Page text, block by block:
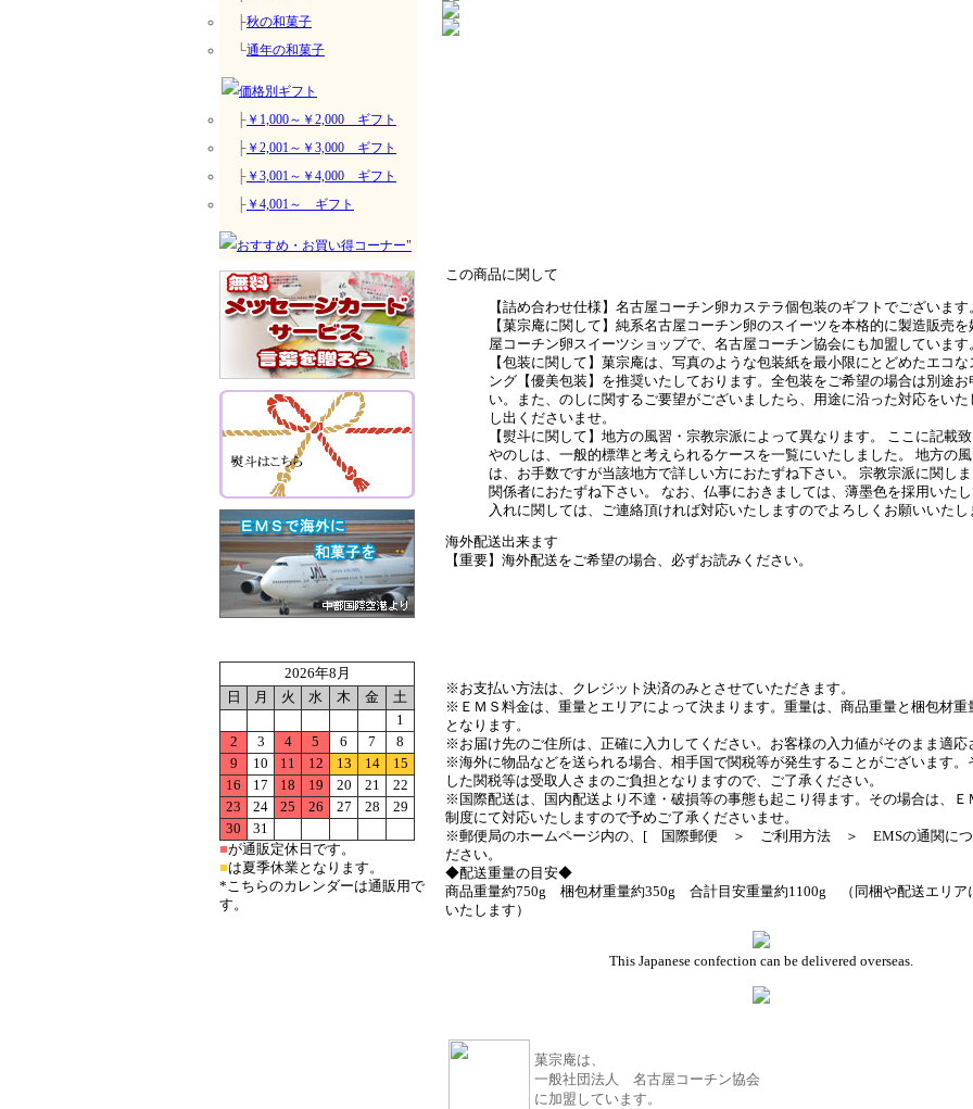
├秋の和菓子
└通年の和菓子
├ ￥1,000～￥2,000 ギフト
├ ￥2,001～￥3,000 ギフト
├ ￥3,001～￥4,000 ギフト
├ ￥4,001～ ギフト
2026年8月
日
月 火 水 木 金
土
1
2
3 4 5 6 7
8
9
10 11 12 13 14
15
16
17 18 19 20 21
22
23
24 25 26 27 28
29
30
31
■が通販定休日です。
■は夏季休業となります。
*こちらのカレンダーは通販用で
す。
この商品に関して
【詰め合わせ仕様】名古屋コーチン卵カステラ個包装のギフトでございます
【菓宗庵に関して】純系名古屋コーチン卵のスイーツを本格的に製造販売
屋コーチン卵スイーツショップで、名古屋コーチン協会にも加盟しています
【包装に関して】菓宗庵は、写真のような包装紙を最小限にとどめたエコ
ング【優美包装】を推奨いたしております。全包装をご希望の場合は別途お
い。また、のしに関するご要望がございましたら、用途に沿った対応をい
し出くださいませ。
【熨斗に関して】地方の風習・宗教宗派によって異なります。 ここに記載
やのしは、一般的標準と考えられるケースを一覧にいたしました。 地方の
は、お手数ですが当該地方で詳しい方におたずね下さい。 宗教宗派に関し
関係者におたずね下さい。 なお、仏事におきましては、薄墨色を採用いた
入れに関しては、ご連絡頂ければ対応いたしますのでよろしくお願いいたし
海外配送出来ます
【重要】海外配送をご希望の場合、必ずお読みください。
※お支払い方法は、クレジット決済のみとさせていただきます。
※ＥＭＳ料金は、重量とエリアによって決まります。重量は、商品重量と梱包材重
となります。
※お届け先のご住所は、正確に入力してください。お客様の入力値がそのまま適応
※海外に物品などを送られる場合、相手国で関税等が発生することがございます。
した関税等は受取人さまのご負担となりますので、ご了承ください。
※国際配送は、国内配送より不達・破損等の事態も起こり得ます。その場合は、Ｅ
制度にて対応いたしますので予めご了承くださいませ。
※郵便局のホームページ内の、[ 国際郵便 ＞ ご利用方法 ＞ EMSの通関に
ださい。
◆配送重量の目安◆
商品重量約750g 梱包材重量約350g 合計目安重量約1100g （同梱や配送エリア
いたします）
This Japanese confection can be delivered overseas.
菓宗庵は、
一般社団法人 名古屋コーチン協会
に加盟しています。